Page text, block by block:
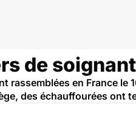
de
rassemblées en France
des échauffourées ont